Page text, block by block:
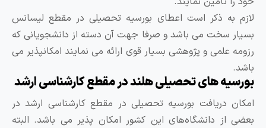
به ذکر است اعطای بورسیه تحصیلی در مقطع لیسانس
سخت می باشد و صرفا جهت آن دسته از دانشجویانی که
علمی و پژوهشی بسیار قوی ارائه می نمایند امکانپذیر می
های تحصیلی هلند در مقطع کارشناسی ارشد
دریافت بورسیه تحصیلی در مقطع کارشناسی ارشد در
از دانشگاه‌های این کشور امکان پذیر می باشد. البته